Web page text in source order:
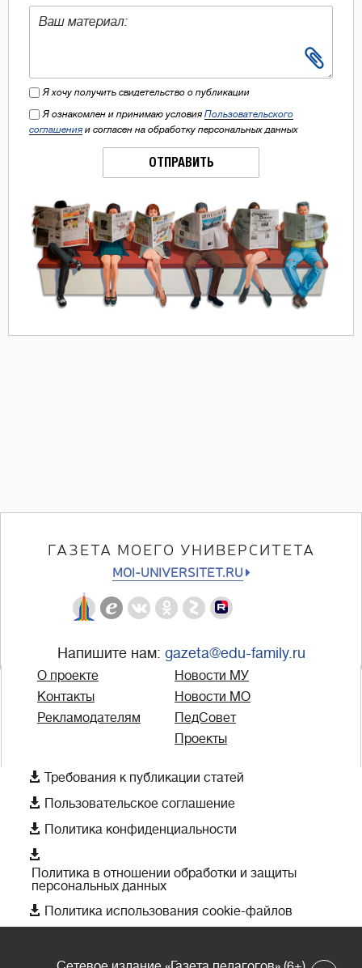
Я хочу получить свидетельство о публикации
Я ознакомлен и принимаю условия Пользовательского
соглашения и согласен на обработку персональных данных
ОТПРАВИТЬ
ГАЗЕТА МОЕГО УНИВЕРСИТЕТА
MOI-UNIVERSITET.RU
Напишите нам: gazeta@edu-family.ru
О проекте
Контакты
Рекламодателям
Новости МУ
Новости МО
ПедСовет
Проекты
 Требования к публикации статей
 Пользовательское соглашение
 Политика конфиденциальности

Политика в отношении обработки и защиты
персональных данных
 Политика использования cookie-файлов